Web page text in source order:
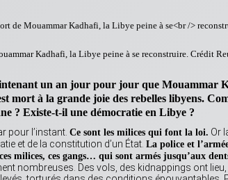
Kadhafi, la Libye peine à se reconstruire.Crédit
un an jour pour jour que Mouammar
mort à la grande joie des rebelles libyens.
? Existe-t-il une démocratie en Libye ?
pour l’instant. Ce sont les milices qui font la loi. Or
et de la constitution d’un État. La police et
milices, ces gangs… qui sont armés jusqu’aux
nombreuses. Des vols, des kidnappings ont